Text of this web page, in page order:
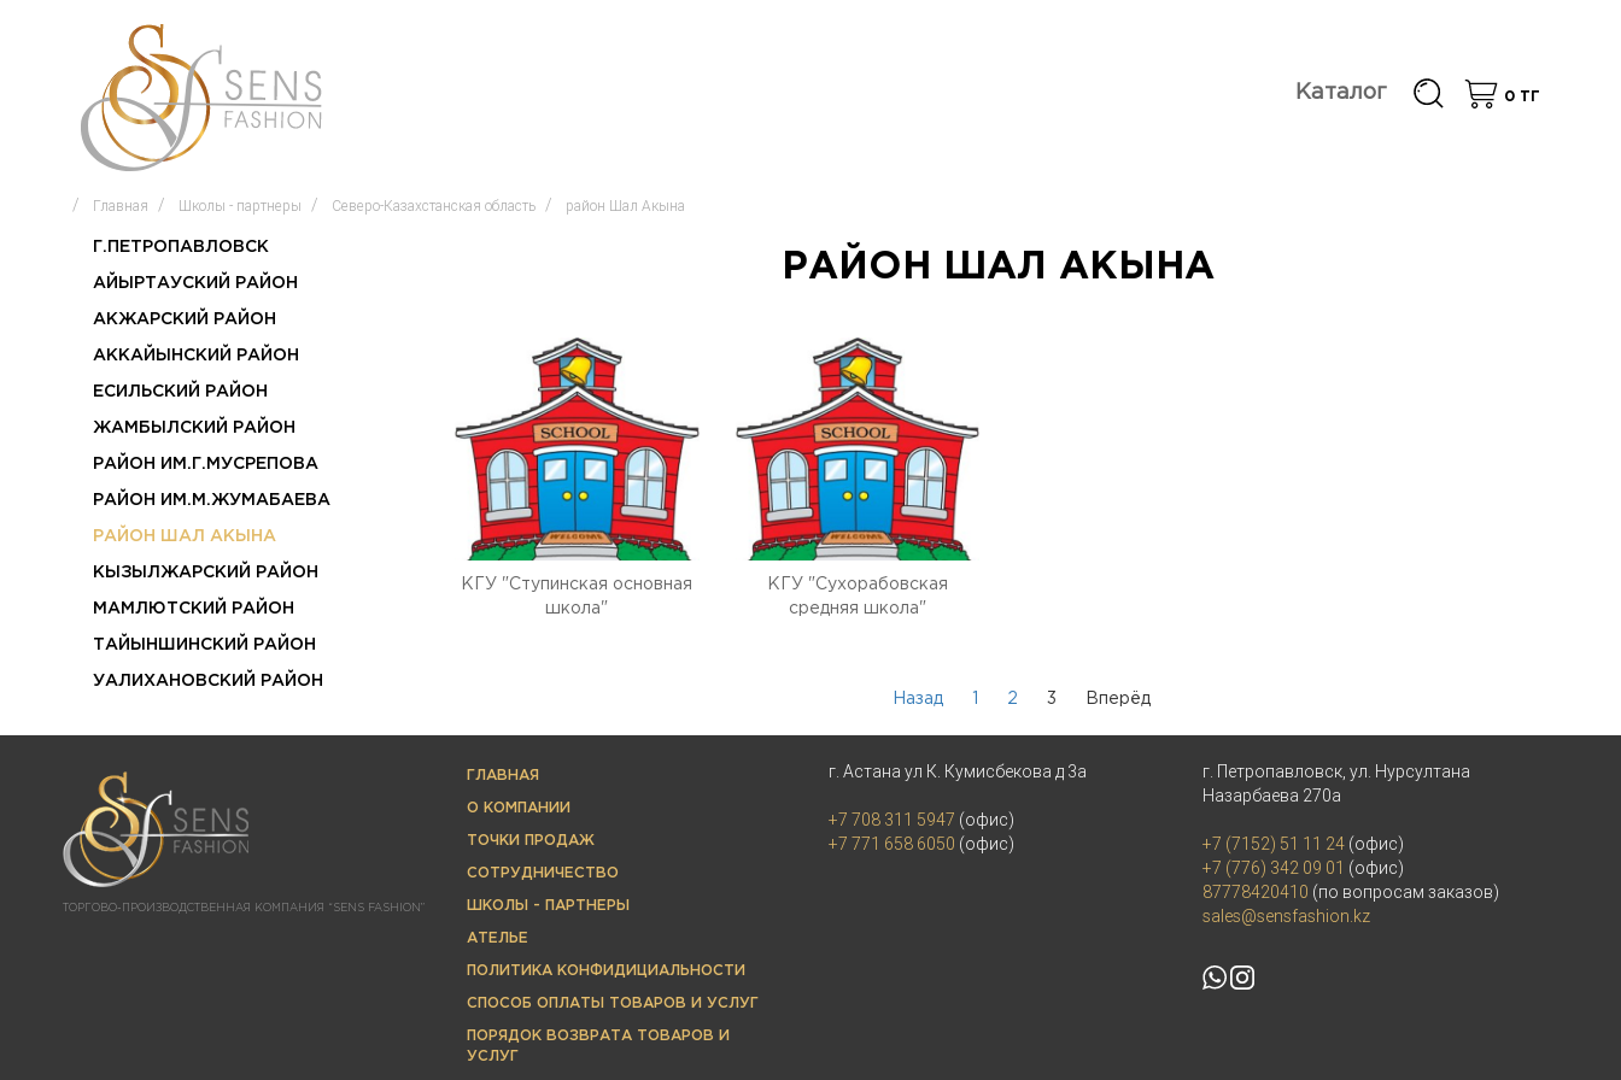
Каталог 0 ТГ
Главная Школы - партнеры Северо-Казахстанская область район Шал Акына
Г.ПЕТРОПАВЛОВСК
АЙЫРТАУСКИЙ РАЙОН
АКЖАРСКИЙ РАЙОН
АККАЙЫНСКИЙ РАЙОН
ЕСИЛЬСКИЙ РАЙОН
ЖАМБЫЛСКИЙ РАЙОН
РАЙОН ИМ.Г.МУСРЕПОВА
РАЙОН ИМ.М.ЖУМАБАЕВА
РАЙОН ШАЛ АКЫНА
КЫЗЫЛЖАРСКИЙ РАЙОН
МАМЛЮТСКИЙ РАЙОН
ТАЙЫНШИНСКИЙ РАЙОН
УАЛИХАНОВСКИЙ РАЙОН
РАЙОН ШАЛ АКЫНА
КГУ "Ступинская основная
школа"
КГУ "Сухорабовская
средняя школа"
Назад 2 3 Вперёд
ТОРГОВО-ПРОИЗВОДСТВЕННАЯ КОМПАНИЯ “SENS FASHION”
ГЛАВНАЯ
О КОМПАНИИ
ТОЧКИ ПРОДАЖ
СОТРУДНИЧЕСТВО
ШКОЛЫ - ПАРТНЕРЫ
АТЕЛЬЕ
ПОЛИТИКА КОНФИДИЦИАЛЬНОСТИ
СПОСОБ ОПЛАТЫ ТОВАРОВ И УСЛУГ
ПОРЯДОК ВОЗВРАТА ТОВАРОВ И
УСЛУГ
г. Астана ул К. Кумисбекова д 3а
+7 708 311 5947 (офис)
+7 771 658 6050 (офис)
г. Петропавловск, ул. Нурсултана
Назарбаева 270а
+7 (7152) 51 11 24 (офис)
+7 (776) 342 09 01 (офис)
87778420410 (по вопросам заказов)
sales@sensfashion.kz